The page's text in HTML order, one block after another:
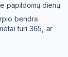
papildomų dienų.
bendra
turi 365, ar